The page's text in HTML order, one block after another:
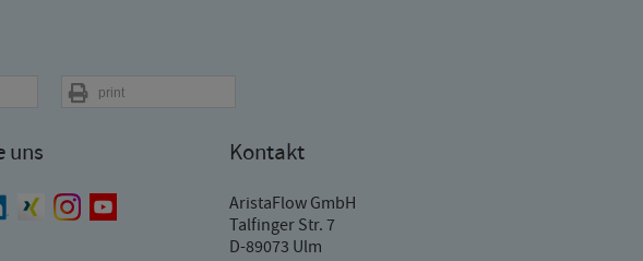
print
uns Kontakt
AristaFlow GmbH
Talfinger Str. 7
D-89073 Ulm